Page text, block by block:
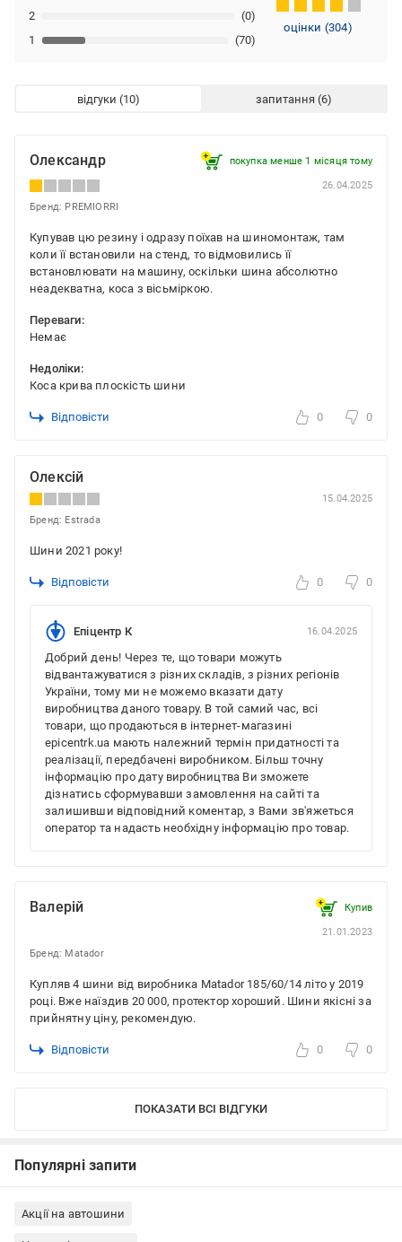
1 (70)
2 (0)
оцінки (304)
відгуки запитання
Олександр покупка менше 1 місяця томy
26.04.2025
Бренд: PREMIORRI
Купував цю резину і одразу поїхав на шиномонтаж, там
коли її встановили на стенд, то відмовились її
встановлювати на машину, оскільки шина абсолютно
неадекватна, коса з вісьміркою.
Переваги:
Немає
Недоліки:
Коса крива плоскість шини
Відповісти 0 0
Олексій
15.04.2025
Бренд: Estrada
Шини 2021 року!
Відповісти 0 0
Епіцентр К 16.04.2025
Добрий день! Через те, що товари можуть
відвантажуватися з різних складів, з різних регіонів
України, тому ми не можемо вказати дату
виробництва даного товару. В той самий час, всі
товари, що продаються в інтернет-магазині
epicentrk.ua мають належний термін придатності та
реалізації, передбачені виробником. Більш точну
інформацію про дату виробництва Ви зможете
дізнатись сформувавши замовлення на сайті та
залишивши відповідний коментар, з Вами зв'яжеться
оператор та надасть необхідну інформацію про товар.
Валерій Купив
21.01.2023
Бренд: Matador
Купляв 4 шини від виробника Matador 185/60/14 літо у 2019
році. Вже наїздив 20 000, протектор хороший. Шини якісні за
прийнятну ціну, рекомендую.
Відповісти 0 0
ПОКАЗАТИ ВСІ ВІДГУКИ
Популярні запити
Акції на автошини